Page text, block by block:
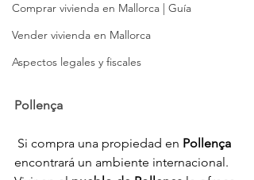
Comprar vivienda en Mallorca | Guía
Vender vivienda en Mallorca
Aspectos legales y fiscales
Pollença
Si compra una propiedad en Pollença
encontrará un ambiente internacional.